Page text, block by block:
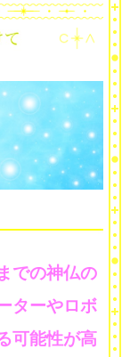
での神仏の
ターやロボ
可能性が高